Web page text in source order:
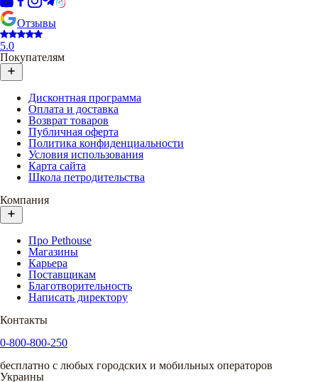
Отзывы
5.0
Покупателям
Дисконтная программа
Оплата и доставка
Возврат товаров
Публичная оферта
Политика конфиденциальности
Условия использования
Карта сайта
Школа петродительства
Компания
Про Pethouse
Магазины
Карьера
Поставщикам
Благотворительность
Написать директору
Контакты
0-800-800-250
бесплатно с любых городских и мобильных операторов
Украины